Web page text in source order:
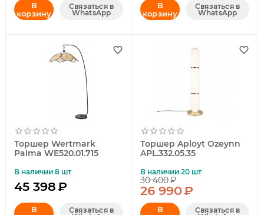
В
корзину
Связаться в
WhatsApp
В
корзину
Связаться в
WhatsApp
Торшер Wertmark
Palma WE520.01.715
В наличии 8 шт
45 398₽
В
Связаться в
Торшер Aployt Ozeynn
APL.332.05.35
В наличии 20 шт
30 400₽
26 990₽
В
Связаться в